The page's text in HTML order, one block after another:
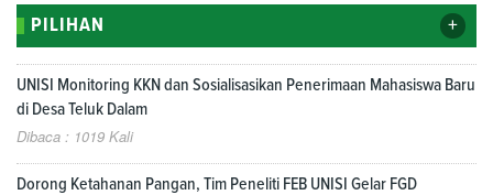
PILIHAN +
UNISI Monitoring KKN dan Sosialisasikan Penerimaan Mahasiswa Baru
di Desa Teluk Dalam
Dibaca : 1019 Kali
Dorong Ketahanan Pangan, Tim Peneliti FEB UNISI Gelar FGD